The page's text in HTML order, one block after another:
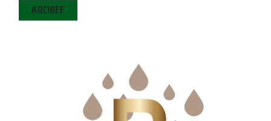
ARCHIEF